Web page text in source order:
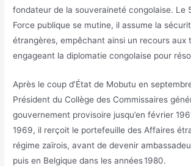
fondateur de la souveraineté congolaise. Le
Force publique se mutine, il assume la
étrangères, empêchant ainsi un recours aux
engageant la diplomatie congolaise pour
Après le coup d’État de Mobutu en
Président du Collège des Commissaires
gouvernement provisoire jusqu’en février
1969, il rerçoit le portefeuille des Affaires
régime zaïrois, avant de devenir
puis en Belgique dans les années 1980.